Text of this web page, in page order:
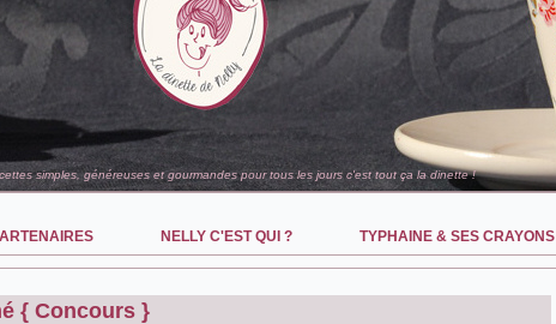
simples, généreuses et gourmandes pour tous les jours c'est tout ça la dinette !
NELLY C'EST QUI ? TYPHAINE & SES CRAYONS
{ Concours }